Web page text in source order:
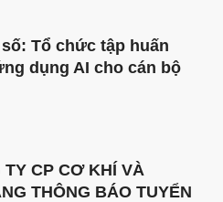
Tổ chức tập huấn
dụng AI cho cán bộ
TY CP CƠ KHÍ VÀ
THÔNG BÁO TUYỂN